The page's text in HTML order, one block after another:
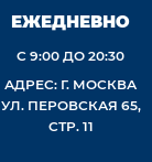
ЕЖЕДНЕВНО
С 9:00 ДО 20:30
АДРЕС: Г. МОСКВА
УЛ. ПЕРОВСКАЯ 65,
СТР. 11